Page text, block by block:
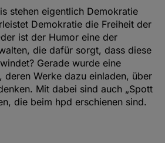
stehen eigentlich Demokratie
Demokratie die Freiheit der
ist der Humor eine der
die dafür sorgt, dass diese
Gerade wurde eine
deren Werke dazu einladen, über
Mit dabei sind auch „Spott
die beim hpd erschienen sind.